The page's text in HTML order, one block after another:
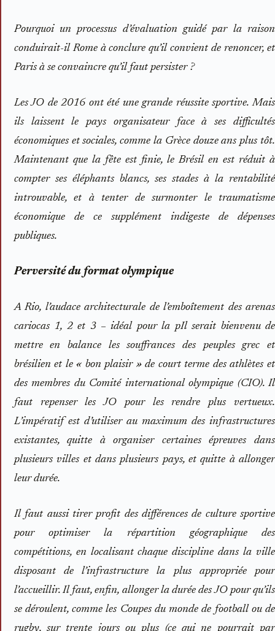
Pourquoi un processus d’évaluation guidé par la raison
conduirait-il Rome à conclure qu’il convient de renoncer, et
Paris à se ­convaincre qu’il faut persister ?
Les JO de 2016 ont été une grande réussite sportive. Mais
ils laissent le pays organisateur face à ses difficultés
économiques et sociales, comme la Grèce douze ans plus tôt.
Maintenant que la fête est finie, le Brésil en est réduit à
compter ses éléphants blancs, ses stades à la rentabilité
introuvable, et à tenter de surmonter le traumatisme
économique de ce supplément indigeste de dépenses
publiques.
Perversité du format olympique
A Rio, l’audace architecturale de l’emboîtement des arenas
cariocas 1, 2 et 3 – idéal pour la pIl serait bienvenu de
mettre en balance les souffrances des peuples grec et
brésilien et le « bon plaisir » de court terme des athlètes et
des membres du Comité international olympique (CIO). Il
faut repenser les JO pour les rendre plus vertueux.
L’impératif est d’utiliser au maximum des infrastructures
existantes, quitte à organiser certaines épreuves dans
plusieurs villes et dans plusieurs pays, et quitte à allonger
leur durée.
Il faut aussi tirer profit des différences de culture sportive
pour optimiser la répartition géographique des
compétitions, en localisant chaque discipline dans la ville
disposant de l’infrastructure la plus appropriée pour
l’accueillir. Il faut, enfin, allonger la durée des JO pour qu’ils
se déroulent, comme les Coupes du monde de football ou de
rugby, sur trente jours ou plus (ce qui ne pourrait par